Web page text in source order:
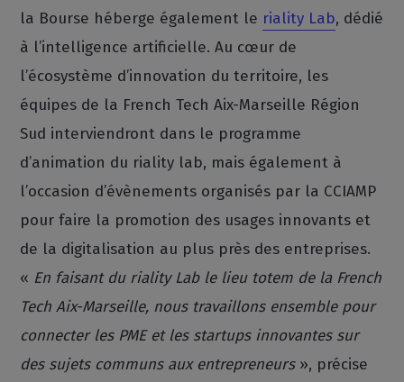
la Bourse héberge également le riality Lab, dédié
à l’intelligence artificielle. Au cœur de
l’écosystème d’innovation du territoire, les
équipes de la French Tech Aix-Marseille Région
Sud interviendront dans le programme
d’animation du riality lab, mais également à
l’occasion d’évènements organisés par la CCIAMP
pour faire la promotion des usages innovants et
de la digitalisation au plus près des entreprises.
« En faisant du riality Lab le lieu totem de la French
Tech Aix-Marseille, nous travaillons ensemble pour
connecter les PME et les startups innovantes sur
des sujets communs aux entrepreneurs », précise